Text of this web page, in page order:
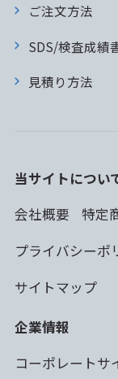
ご注文方法
SDS/検査成績
見積り方法
当サイトについ
会社概要
特定
プライバシーポ
サイトマップ
企業情報
コーポレートサ